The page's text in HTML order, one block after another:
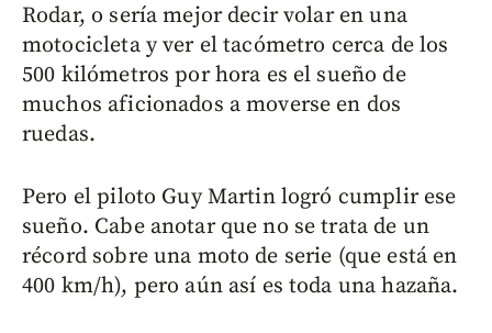
Rodar, o sería mejor decir volar en una
motocicleta y ver el tacómetro cerca de los
500 kilómetros por hora es el sueño de
muchos aficionados a moverse en dos
ruedas.
Pero el piloto Guy Martin logró cumplir ese
sueño. Cabe anotar que no se trata de un
récord sobre una moto de serie (que está en
400 km/h), pero aún así es toda una hazaña.